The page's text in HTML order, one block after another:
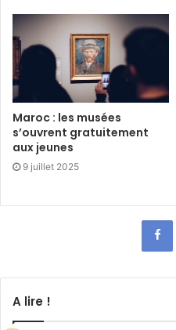
Maroc : les musées
s’ouvrent gratuitement
aux jeunes
9 juillet 2025
A lire !